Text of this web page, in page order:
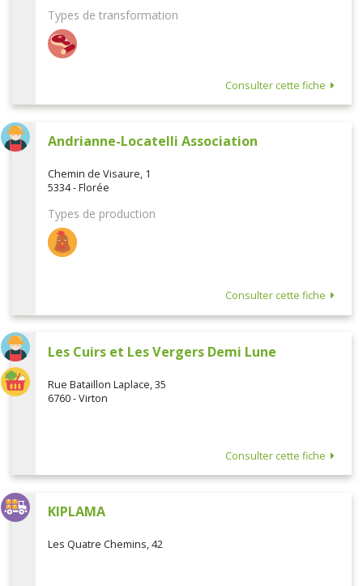
Types de transformation
Consulter cette fiche
Andrianne-Locatelli Association
Chemin de Visaure, 1
5334 - Florée
Types de production
Consulter cette fiche
Les Cuirs et Les Vergers Demi Lune
Rue Bataillon Laplace, 35
6760 - Virton
Consulter cette fiche
KIPLAMA
Les Quatre Chemins, 42